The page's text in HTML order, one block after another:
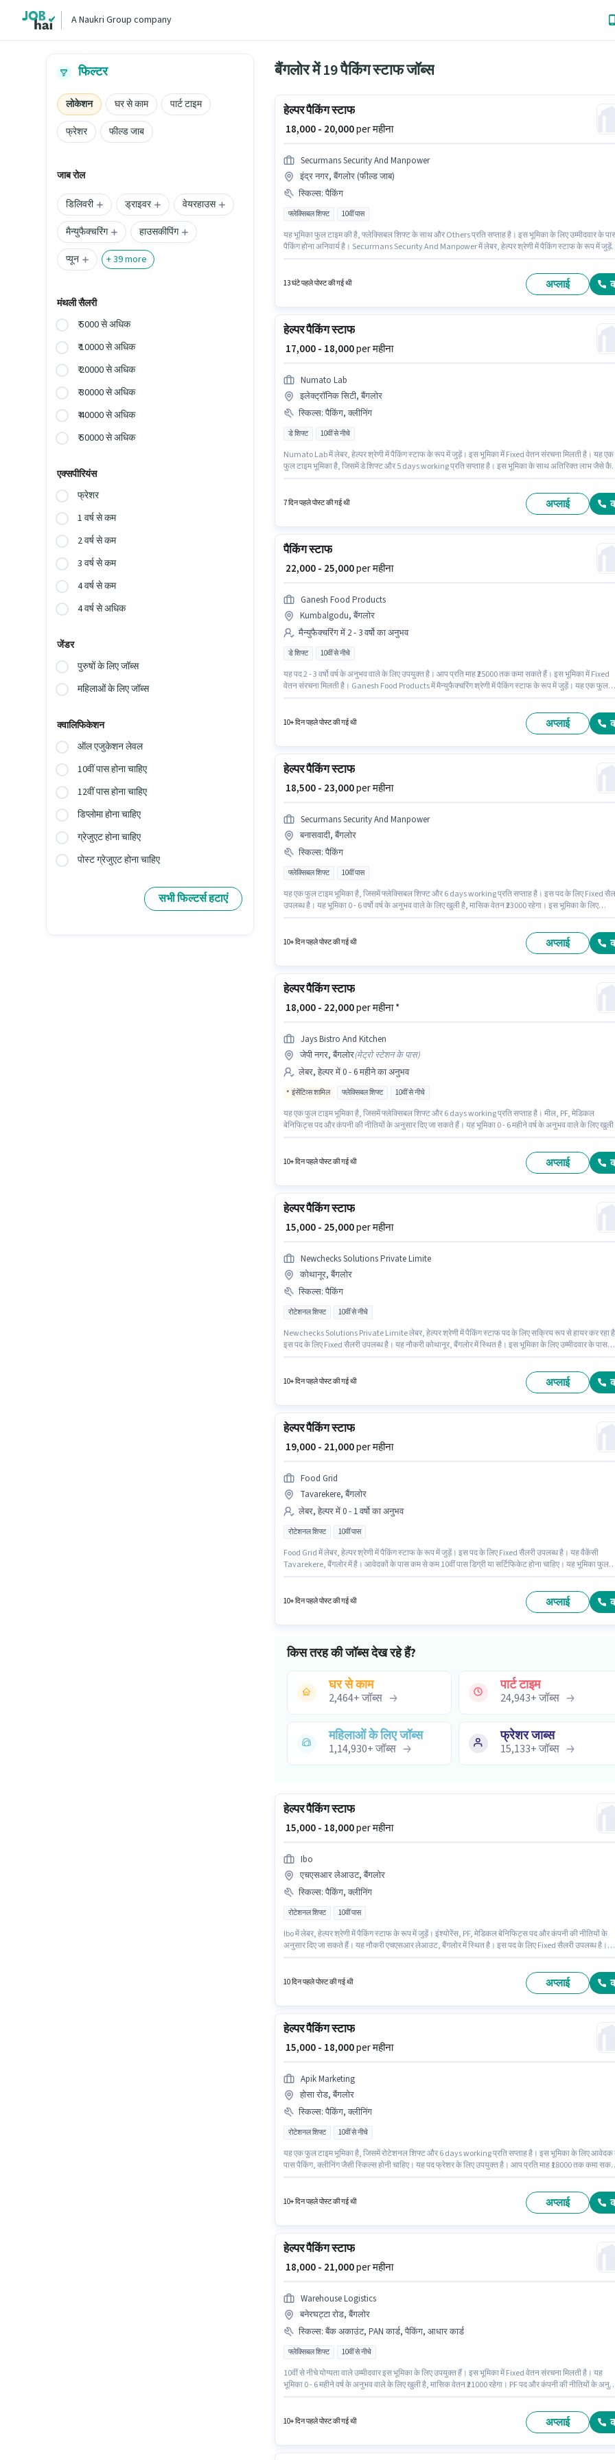
A Naukri Group company
फिल्टर
लोकेशन घर से काम
पार्ट टाइम
फ्रेशर
फील्ड जाब
जाब रोल
डिलिवरी ड्राइवर
वेयरहाउस
मैन्युफैक्चरिंग
हाउसकीपिंग
प्यून
+39more
मंथली सैलरी
₹ 5000 से अधिक
₹ 10000 से अधिक
₹ 20000 से अधिक
₹ 30000 से अधिक
₹ 40000 से अधिक
₹ 50000 से अधिक
एक्सपीरियंस
फ्रेशर
1 वर्ष से कम
2 वर्ष से कम
3 वर्ष से कम
4 वर्ष से कम
4 वर्ष से अधिक
जेंडर
पुरुषों के लिए जॉब्स
महिलाओं के लिए जॉब्स
क्वालिफिकेशन
ऑल एजुकेशन लेवल
10वीं पास होना चाहिए
12वीं पास होना चाहिए
डिप्लोमा होना चाहिए
ग्रेजुएट होना चाहिए
पोस्ट ग्रेजुएट होना चाहिए
सभी फिल्टर्स हटाएं
बैंगलोर में 19 पैकिंग स्टाफ जॉब्स
हेल्पर पैकिंग स्टाफ
₹ 18,000 - 20,000per महीना
Securmans Security And Manpower
इंद्र नगर, बैंगलोर (फील्ड जाब)
स्किल्स: पैकिंग
फ्लेक्सिबल शिफ्ट 10वीं पास
यह भूमिका फुल टाइम की है, फ्लेक्सिबल शिफ्ट के साथ और Others प्रति सप्ताह है। इस भूमिका के लिए उम्मीदवार के
पैकिंग होना अनिवार्य है। Securmans Security And Manpower में लेबर, हेल्पर श्रेणी में पैकिंग स्टाफ के रूप में
13 घंटे पहले पोस्ट की गई थी अप्लाई
हेल्पर पैकिंग स्टाफ
₹ 17,000 - 18,000per महीना
Numato Lab
इलेक्ट्रॉनिक सिटी, बैंगलोर
स्किल्स: पैकिंग, क्लीनिंग
डे शिफ्ट 10वीं से नीचे
Numato Lab में लेबर, हेल्पर श्रेणी में पैकिंग स्टाफ के रूप में जुड़ें। इस भूमिका में Fixed वेतन संरचना मिलती है। यह एक
फुल टाइम भूमिका है, जिसमें डे शिफ्ट और 5 days working प्रति सप्ताह है। इस भूमिका के साथ अतिरिक्त लाभ जैसे
7 दिन पहले पोस्ट की गई थी अप्लाई
पैकिंग स्टाफ
₹ 22,000 - 25,000per महीना
Ganesh Food Products
Kumbalgodu, बैंगलोर
मैन्युफैक्चरिंग में 2 - 3 वर्षो का अनुभव
डे शिफ्ट 10वीं से नीचे
यह पद 2 - 3 वर्षो वर्ष के अनुभव वाले के लिए उपयुक्त है। आप प्रति माह ₹25000 तक कमा सकते हैं। इस भूमिका में Fixed
वेतन संरचना मिलती है। Ganesh Food Products में मैन्युफैक्चरिंग श्रेणी में पैकिंग स्टाफ के रूप में जुड़ें। यह एक फुल
10+ दिन पहले पोस्ट की गई थी अप्लाई
हेल्पर पैकिंग स्टाफ
₹ 18,500 - 23,000per महीना
Securmans Security And Manpower
बनासवादी, बैंगलोर
स्किल्स: पैकिंग
फ्लेक्सिबल शिफ्ट 10वीं पास
यह एक फुल टाइम भूमिका है, जिसमें फ्लेक्सिबल शिफ्ट और 6 days working प्रति सप्ताह है। इस पद के लिए Fixed
उपलब्ध है। यह भूमिका 0 - 6 वर्षो वर्ष के अनुभव वाले के लिए खुली है, मासिक वेतन ₹23000 रहेगा। इस भूमिका के लिए
10+ दिन पहले पोस्ट की गई थी अप्लाई
हेल्पर पैकिंग स्टाफ
₹ 18,000 - 22,000per महीना *
Jays Bistro And Kitchen
जेपी नगर, बैंगलोर(मेट्रो स्टेशन के पास)
लेबर, हेल्पर में 0 - 6 महीने का अनुभव
इंसेंटिव्स शामिल फ्लेक्सिबल शिफ्ट 10वीं से नीचे
यह एक फुल टाइम भूमिका है, जिसमें फ्लेक्सिबल शिफ्ट और 6 days working प्रति सप्ताह है। मील, PF, मेडिकल
बेनिफिट्स पद और कंपनी की नीतियों के अनुसार दिए जा सकते हैं। यह भूमिका 0 - 6 महीने वर्ष के अनुभव वाले के लिए
10+ दिन पहले पोस्ट की गई थी अप्लाई
हेल्पर पैकिंग स्टाफ
₹ 15,000 - 25,000per महीना
Newchecks Solutions Private Limite
कोथानूर, बैंगलोर
स्किल्स: पैकिंग
रोटेशनल शिफ्ट 10वीं से नीचे
Newchecks Solutions Private Limite लेबर, हेल्पर श्रेणी में पैकिंग स्टाफ पद के लिए सक्रिय रूप से हायर कर रहा
इस पद के लिए Fixed सैलरी उपलब्ध है। यह नौकरी कोथानूर, बैंगलोर में स्थित है। इस भूमिका के लिए उम्मीदवार के पास
10+ दिन पहले पोस्ट की गई थी अप्लाई
हेल्पर पैकिंग स्टाफ
₹ 19,000 - 21,000per महीना
Food Grid
Tavarekere, बैंगलोर
लेबर, हेल्पर में 0 - 1 वर्षो का अनुभव
रोटेशनल शिफ्ट 10वीं पास
Food Grid में लेबर, हेल्पर श्रेणी में पैकिंग स्टाफ के रूप में जुड़ें। इस पद के लिए Fixed सैलरी उपलब्ध है। यह वैकेंसी
Tavarekere, बैंगलोर में है। आवेदकों के पास कम से कम 10वीं पास डिग्री या सर्टिफिकेट होना चाहिए। यह भूमिका फुल
10+ दिन पहले पोस्ट की गई थी अप्लाई
किस तरह की जॉब्स देख रहे हैं?
घर से काम
2,464+जॉब्स
पार्ट टाइम
24,943+जॉब्स
महिलाओं के लिए जॉब्स
1,14,930+जॉब्स
फ्रेशर जाब्स
15,133+जॉब्स
हेल्पर पैकिंग स्टाफ
₹ 15,000 - 18,000per महीना
Ibo
एचएसआर लेआउट, बैंगलोर
स्किल्स: पैकिंग, क्लीनिंग
रोटेशनल शिफ्ट 10वीं पास
Ibo में लेबर, हेल्पर श्रेणी में पैकिंग स्टाफ के रूप में जुड़ें। इंश्योरेंस, PF, मेडिकल बेनिफिट्स पद और कंपनी की नीतियों के
अनुसार दिए जा सकते हैं। यह नौकरी एचएसआर लेआउट, बैंगलोर में स्थित है। इस पद के लिए Fixed सैलरी उपलब्ध है।
10 दिन पहले पोस्ट की गई थी अप्लाई
हेल्पर पैकिंग स्टाफ
₹ 15,000 - 18,000per महीना
Apik Marketing
होसा रोड, बैंगलोर
स्किल्स: पैकिंग, क्लीनिंग
रोटेशनल शिफ्ट 10वीं से नीचे
यह एक फुल टाइम भूमिका है, जिसमें रोटेशनल शिफ्ट और 6 days working प्रति सप्ताह है। इस भूमिका के लिए
पास पैकिंग, क्लीनिंग जैसी स्किल्स होनी चाहिए। यह पद फ्रेशर के लिए उपयुक्त है। आप प्रति माह ₹18000 तक कमा सकते
10+ दिन पहले पोस्ट की गई थी अप्लाई
हेल्पर पैकिंग स्टाफ
₹ 18,000 - 21,000per महीना
Warehouse Logistics
बनेरघट्टा रोड, बैंगलोर
स्किल्स: बैंक अकाउंट, PAN कार्ड, पैकिंग, आधार कार्ड
फ्लेक्सिबल शिफ्ट 10वीं से नीचे
10वीं से नीचे योग्यता वाले उम्मीदवार इस भूमिका के लिए उपयुक्त हैं। इस भूमिका में Fixed वेतन संरचना मिलती है। यह
भूमिका 0 - 6 महीने वर्ष के अनुभव वाले के लिए खुली है, मासिक वेतन ₹21000 रहेगा। PF पद और कंपनी की नीतियों के
10+ दिन पहले पोस्ट की गई थी अप्लाई